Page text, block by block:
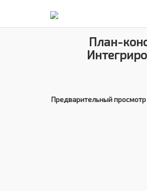
План-
Предварительный